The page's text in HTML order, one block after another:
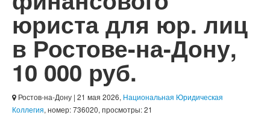
юриста для юр. лиц
в Ростове-на-Дону,
10 000 руб.
Ростов-на-Дону | 21 мая 2026, Национальная Юридическая
Коллегия, номер: 736020, просмотры: 21